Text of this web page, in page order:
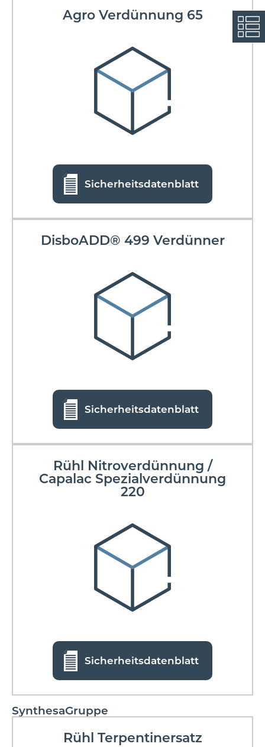
Agro Verdünnung 65
Sicherheitsdatenblatt
DisboADD® 499 Verdünner
Sicherheitsdatenblatt
Rühl Nitroverdünnung /
Capalac Spezialverdünnung
220
Sicherheitsdatenblatt
SynthesaGruppe
Rühl Terpentinersatz